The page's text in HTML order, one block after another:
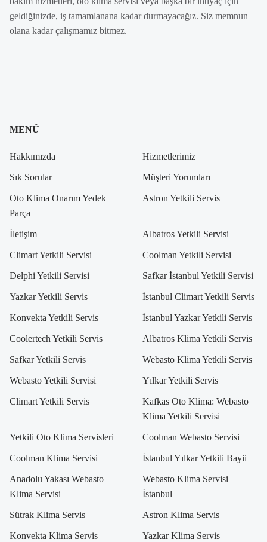
geldiğinizde, iş tamamlanana kadar durmayacağız. Siz memnun
olana kadar çalışmamız bitmez.
MENÜ
Hakkımızda Hizmetlerimiz
Sık Sorular Müşteri Yorumları
Oto Klima Onarım Yedek
Parça
Astron Yetkili Servis
İletişim Albatros Yetkili Servisi
Climart Yetkili Servisi Coolman Yetkili Servisi
Delphi Yetkili Servisi Safkar İstanbul Yetkili Servisi
Yazkar Yetkili Servis İstanbul Climart Yetkili Servis
Konvekta Yetkili Servis İstanbul Yazkar Yetkili Servis
Coolertech Yetkili Servis Albatros Klima Yetkili Servis
Safkar Yetkili Servis Webasto Klima Yetkili Servis
Webasto Yetkili Servisi Yılkar Yetkili Servis
Climart Yetkili Servis
Kafkas Oto Klima: Webasto
Klima Yetkili Servisi
Yetkili Oto Klima Servisleri Coolman Webasto Servisi
Coolman Klima Servisi İstanbul Yılkar Yetkili Bayii
Anadolu Yakası Webasto
Klima Servisi
Webasto Klima Servisi
İstanbul
Sütrak Klima Servis Astron Klima Servis
Konvekta Klima Servis Yazkar Klima Servis